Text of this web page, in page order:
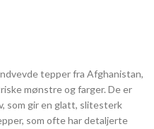
tepper fra Afghanistan,
mønstre og farger. De er
som gir en glatt, slitesterk
som ofte har detaljerte